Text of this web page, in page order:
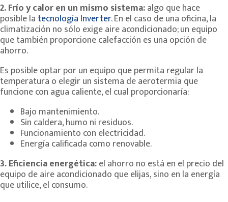
2. Frío y calor en un mismo sistema:algo que hace
posible la tecnología Inverter. En el caso de una oficina, la
climatización no sólo exige aire acondicionado; un equipo
que también proporcione calefacción es una opción de
ahorro.
Es posible optar por un equipo que permita regular la
temperatura o elegir un sistema de aerotermia que
funcione con agua caliente, el cual proporcionaría:
Bajo mantenimiento.
Sin caldera, humo ni residuos.
Funcionamiento con electricidad.
Energía calificada como renovable.
3. Eficiencia energética:el ahorro no está en el precio del
equipo de aire acondicionado que elijas, sino en la energía
que utilice, el consumo.